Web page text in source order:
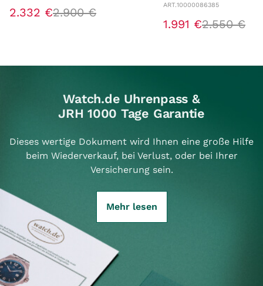
2.332 €2.900 €
ART.10000086385
1.991 €2.550 €
Watch.de Uhrenpass &
JRH 1000 Tage Garantie
Dieses wertige Dokument wird Ihnen eine große Hilfe
beim Wiederverkauf, bei Verlust, oder bei Ihrer
Versicherung sein.
Mehr lesen